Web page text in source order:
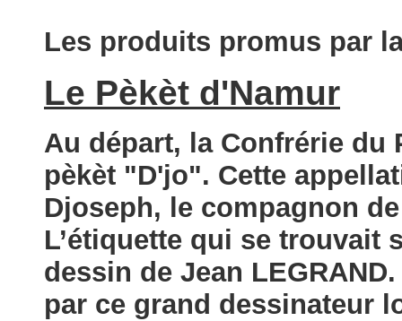
Les produits promus par
Le Pèkèt d'Namur
Au départ, la Confrérie du
pèkèt "D'jo". Cette
Djoseph, le compagnon
L’étiquette qui se trouvait
dessin de Jean
par ce grand dessinateur